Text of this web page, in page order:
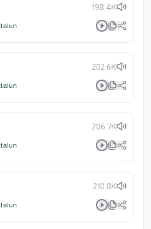
198.4K
202.6K
206.7K
210.8K